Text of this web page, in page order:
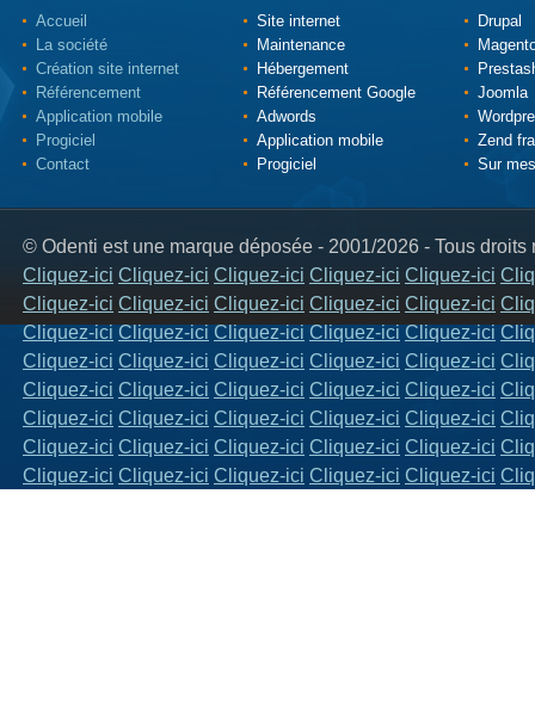
Accueil
La société
Création site internet
Référencement
Application mobile
Progiciel
Contact
Site internet
Maintenance
Hébergement
Référencement Google
Adwords
Application mobile
Progiciel
Drupal
Joomla
Zend
Sur
© Odenti est une marque déposée - 2001/2026 - Tous droits
Cliquez-ici Cliquez-ici Cliquez-ici Cliquez-ici Cliquez-ici
Cliquez-ici Cliquez-ici Cliquez-ici Cliquez-ici Cliquez-ici
Cliquez-ici Cliquez-ici Cliquez-ici Cliquez-ici Cliquez-ici
Cliquez-ici Cliquez-ici Cliquez-ici Cliquez-ici Cliquez-ici
Cliquez-ici Cliquez-ici Cliquez-ici Cliquez-ici Cliquez-ici
Cliquez-ici Cliquez-ici Cliquez-ici Cliquez-ici Cliquez-ici
Cliquez-ici Cliquez-ici Cliquez-ici Cliquez-ici Cliquez-ici
Cliquez-ici Cliquez-ici Cliquez-ici Cliquez-ici Cliquez-ici